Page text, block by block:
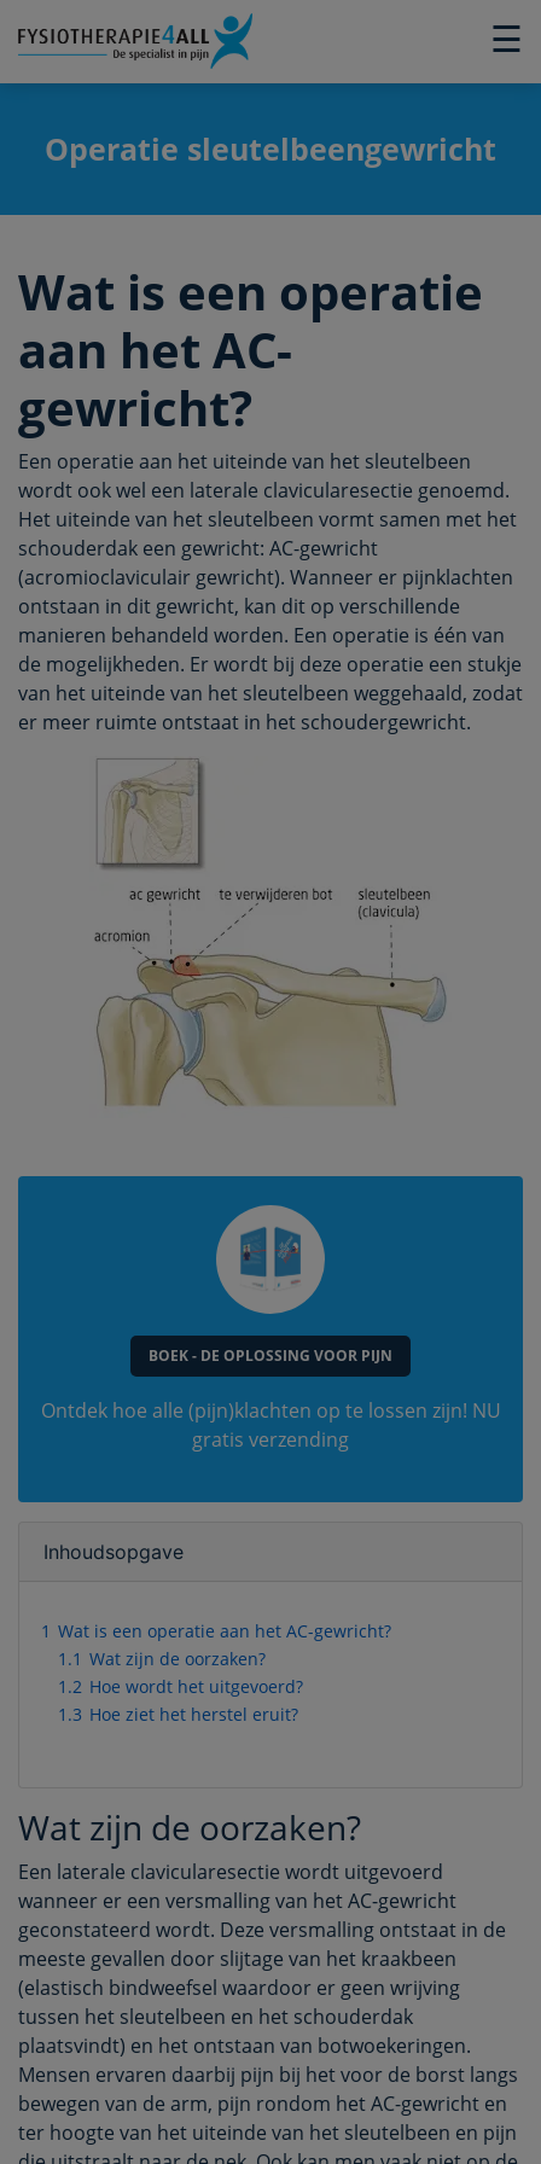
☰
×
Operatie sleutelbeengewricht
Wat is een operatie
aan het AC-
gewricht?
Een operatie aan het uiteinde van het sleutelbeen
wordt ook wel een laterale clavicularesectie genoemd.
Het uiteinde van het sleutelbeen vormt samen met het
schouderdak een gewricht: AC-gewricht
(acromioclaviculair gewricht). Wanneer er pijnklachten
ontstaan in dit gewricht, kan dit op verschillende
manieren behandeld worden. Een operatie is één van
de mogelijkheden. Er wordt bij deze operatie een stukje
van het uiteinde van het sleutelbeen weggehaald, zodat
er meer ruimte ontstaat in het schoudergewricht.
BOEK - DE OPLOSSING VOOR PIJN
Ontdek hoe alle (pijn)klachten op te lossen zijn! NU
gratis verzending
Wat zijn de oorzaken?
Een laterale clavicularesectie wordt uitgevoerd
wanneer er een versmalling van het AC-gewricht
geconstateerd wordt. Deze versmalling ontstaat in de
meeste gevallen door slijtage van het kraakbeen
(elastisch bindweefsel waardoor er geen wrijving
tussen het sleutelbeen en het schouderdak
plaatsvindt) en het ontstaan van botwoekeringen.
Mensen ervaren daarbij pijn bij het voor de borst langs
bewegen van de arm, pijn rondom het AC-gewricht en
ter hoogte van het uiteinde van het sleutelbeen en pijn
Inhoudsopgave
1 Wat is een operatie aan het AC-gewricht?
1.1 Wat zijn de oorzaken?
1.2 Hoe wordt het uitgevoerd?
1.3 Hoe ziet het herstel eruit?